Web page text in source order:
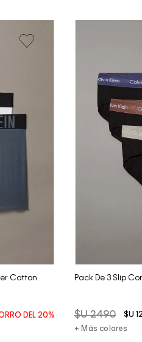
Cotton
DEL 20%
Pack De 3 Slip
$U 2490 $U
+ Más colores